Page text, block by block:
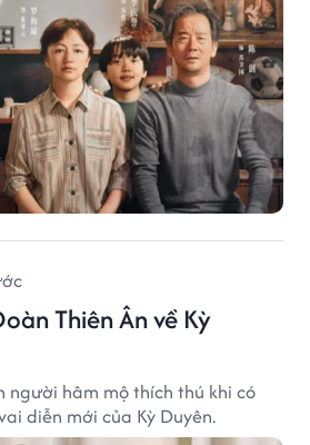
Thiên Ân về Kỳ
người hâm mộ thích thú khi có
diễn mới của Kỳ Duyên.